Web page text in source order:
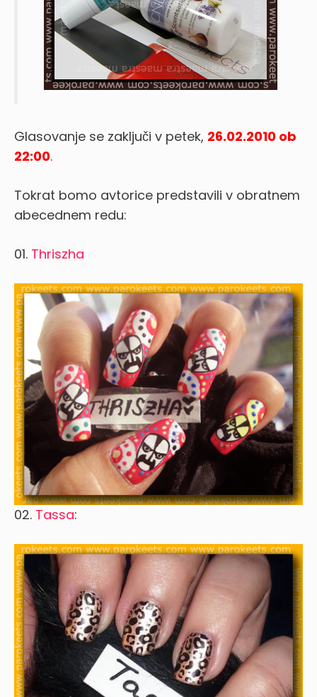
Glasovanje se zaključi v petek, 26.02.2010 ob
22:00.
Tokrat bomo avtorice predstavili v obratnem
abecednem redu:
01. Thriszha
02. Tassa: